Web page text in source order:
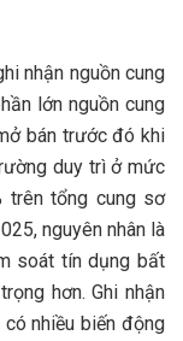
nhận nguồn cung
lớn nguồn cung
bán trước đó khi
duy trì ở mức
trên tổng cung sơ
nguyên nhân là
soát tín dụng bất
hơn. Ghi nhận
nhiều biến động